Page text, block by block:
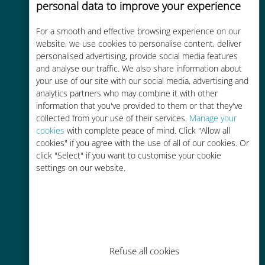
personal data to improve your experience
For a smooth and effective browsing experience on our
website, we use cookies to personalise content, deliver
personalised advertising, provide social media features
and analyse our traffic. We also share information about
your use of our site with our social media, advertising and
analytics partners who may combine it with other
information that you've provided to them or that they've
collected from your use of their services. Manage your
cookies with complete peace of mind. Click "Allow all
cookies" if you agree with the use of all of our cookies. Or
click "Select" if you want to customise your cookie
settings on our website.
Refuse all cookies
Custo-benefício
Até 90% mais barato do que as
tarifas de roaming de sua
operadora atual
Fácil recarga
Em qualquer lugar por meio do